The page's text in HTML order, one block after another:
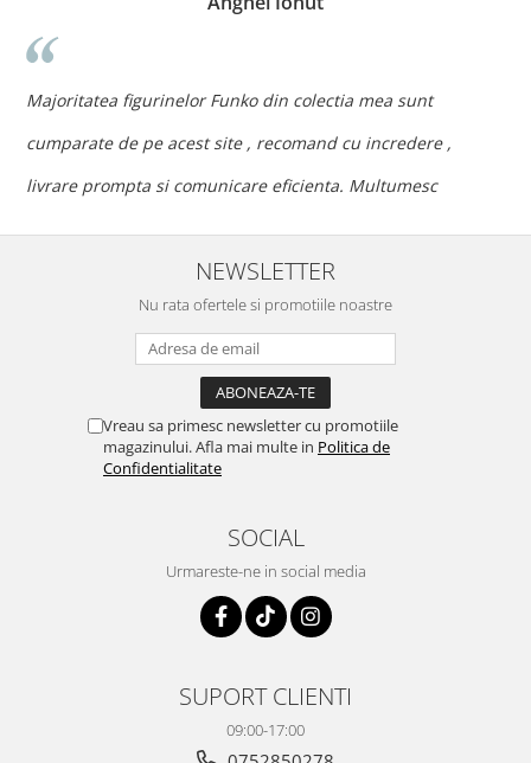
Majoritatea figurinelor Funko din colectia mea sunt
cumparate de pe acest site , recomand cu incredere ,
livrare prompta si comunicare eficienta. Multumesc
NEWSLETTER
Nu rata ofertele si promotiile noastre
Vreau sa primesc newsletter cu promotiile
magazinului. Afla mai multe in Politica de
Confidentialitate
SOCIAL
Urmareste-ne in social media
SUPORT CLIENTI
09:00-17:00